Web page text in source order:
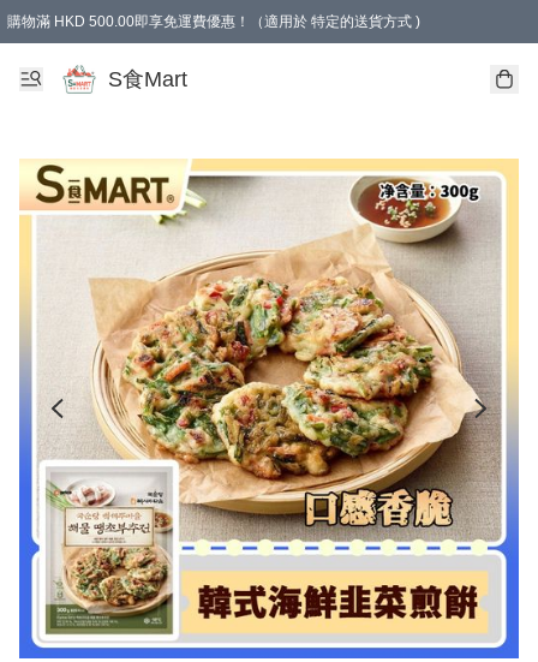
購物滿 HKD 500.00即享免運費優惠！（適用於 特定的送貨方式 )
S食Mart